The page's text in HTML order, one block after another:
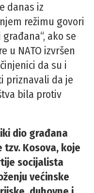
danas iz
režimu govori
ako se
u NATO izvršen
da su i
priznavali da je
bila protiv
dio građana
Kosova, koje
socijalista
većinske